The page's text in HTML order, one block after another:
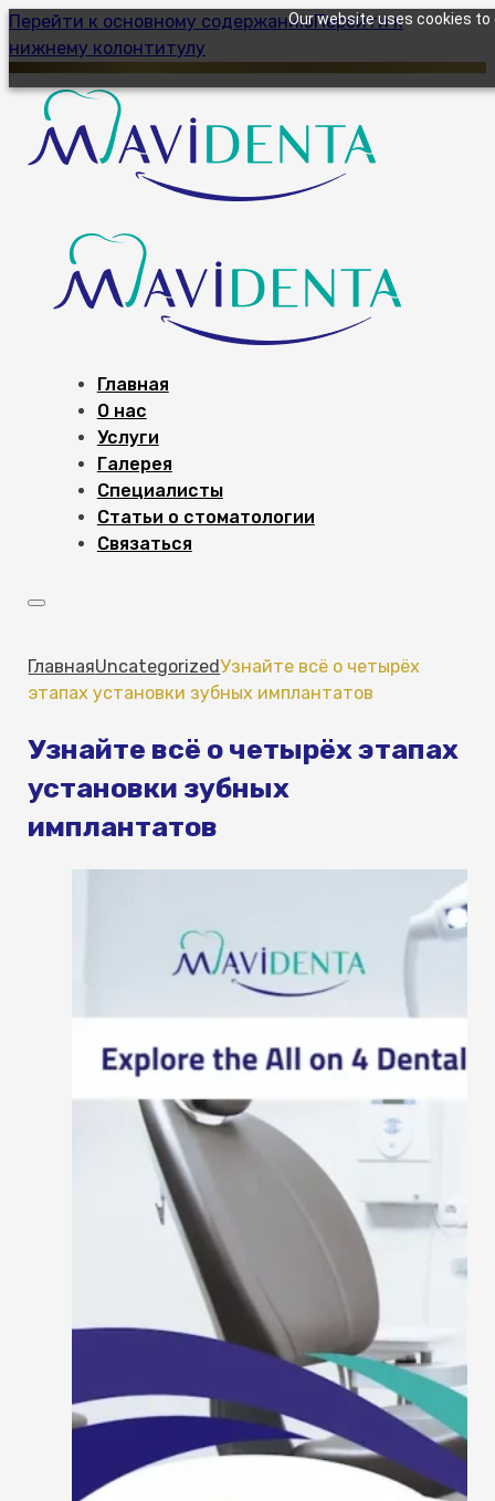
Our website uses cookies to
Перейти к основному содержаниюПерейти к
нижнему колонтитулу
Главная
О нас
Услуги
Галерея
Специалисты
Статьи о стоматологии
Связаться
ГлавнаяUncategorizedУзнайте всё о четырёх
этапах установки зубных имплантатов
Узнайте всё о четырёх этапах
установки зубных
имплантатов